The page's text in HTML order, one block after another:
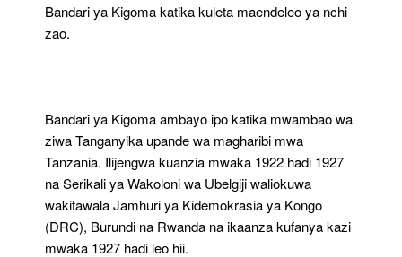
Bandari ya Kigoma katika kuleta maendeleo ya nchi
zao.
Bandari ya Kigoma ambayo ipo katika mwambao wa
ziwa Tanganyika upande wa magharibi mwa
Tanzania. Ilijengwa kuanzia mwaka 1922 hadi 1927
na Serikali ya Wakoloni wa Ubelgiji waliokuwa
wakitawala Jamhuri ya Kidemokrasia ya Kongo
(DRC), Burundi na Rwanda na ikaanza kufanya kazi
mwaka 1927 hadi leo hii.